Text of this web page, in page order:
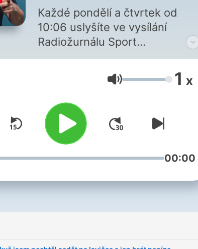
Každé pondělí a čtvrtek od
10:06 uslyšíte ve vysílání
Radiožurnálu Sport
pětinásobného mistra české
ligy Pavla Horvátha. Bývalý
vynikající záložník bude
hodnotit aktuální dění v české
nejvyšší fotbalové soutěži, ale
také nejzajímavější události ze
zahraničních lig. Užijte si s
námi fotbalovou talkshow.
Všechny díly podcastu Desítka
pohodlně poslouchat v mobilní
AndroidaiOSnebo na webu
Volume 1 x
00:00